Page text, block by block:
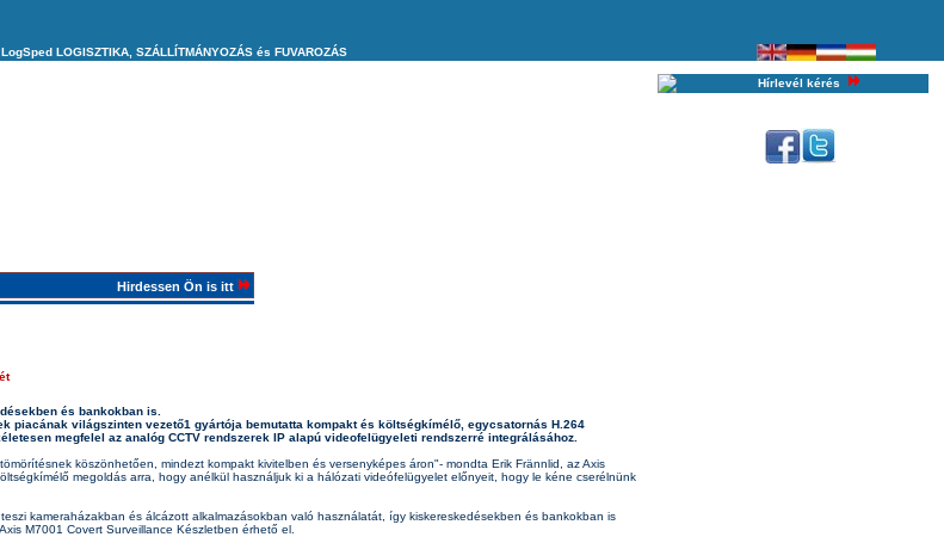
LogSped LOGISZTIKA, SZÁLLÍTMÁNYOZÁS és FUVAROZÁS
Hirdessen Ön is itt
és bankokban is.
piacának világszinten vezető1 gyártója bemutatta kompakt és költségkímélő, egycsatornás H.264
megfelel az analóg CCTV rendszerek IP alapú videofelügyeleti rendszerré integrálásához.
köszönhetően, mindezt kompakt kivitelben és versenyképes áron"- mondta Erik Frännlid, az Axis
megoldás arra, hogy anélkül használjuk ki a hálózati videófelügyelet előnyeit, hogy le kéne cserélnünk
kameraházakban és álcázott alkalmazásokban való használatát, így kiskereskedésekben és bankokban is
M7001 Covert Surveillance Készletben érhető el.
Hírlevél kérés